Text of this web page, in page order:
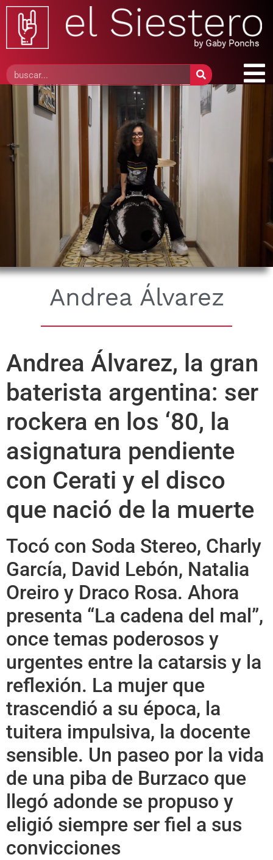
Andrea Álvarez
Andrea Álvarez, la gran
baterista argentina: ser
rockera en los ‘80, la
asignatura pendiente
con Cerati y el disco
que nació de la muerte
Tocó con Soda Stereo, Charly
García, David Lebón, Natalia
Oreiro y Draco Rosa. Ahora
presenta “La cadena del mal”,
once temas poderosos y
urgentes entre la catarsis y la
reflexión. La mujer que
trascendió a su época, la
tuitera impulsiva, la docente
sensible. Un paseo por la vida
de una piba de Burzaco que
llegó adonde se propuso y
eligió siempre ser fiel a sus
convicciones